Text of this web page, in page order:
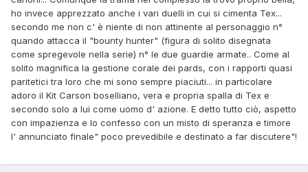
ho invece apprezzato anche i vari duelli in cui si cimenta Tex...
secondo me non c' è niente di non attinente al personaggio n°
quando attacca il "bounty hunter" (figura di solito disegnata
come spregevole nella serie) n° le due guardie armate.. Come al
solito magnifica la gestione corale dei pards, con i rapporti quasi
paritetici tra loro che mi sono sempre piaciuti... in particolare
adoro il Kit Carson boselliano, vera e propria spalla di Tex e
secondo solo a lui come uomo d' azione. E detto tutto ciò, aspetto
con impazienza e lo confesso con un misto di speranza e timore
l' annunciato finale" poco prevedibile e destinato a far discutere"!